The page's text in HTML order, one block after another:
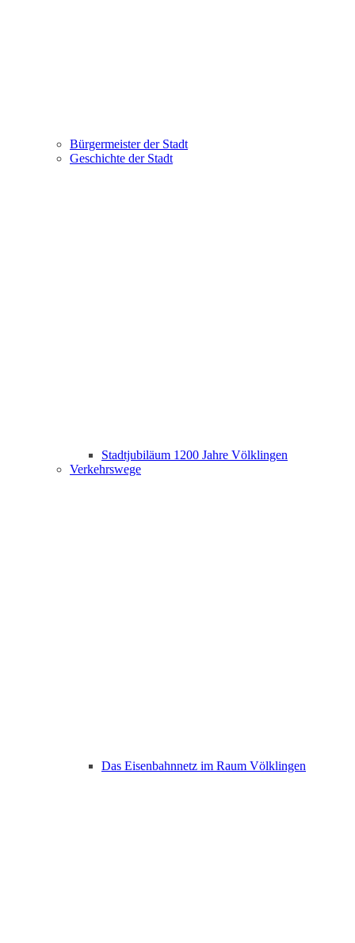
Bürgermeister der Stadt
Geschichte der Stadt
Stadtjubiläum 1200 Jahre Völklingen
Verkehrswege
Das Eisenbahnnetz im Raum Völklingen